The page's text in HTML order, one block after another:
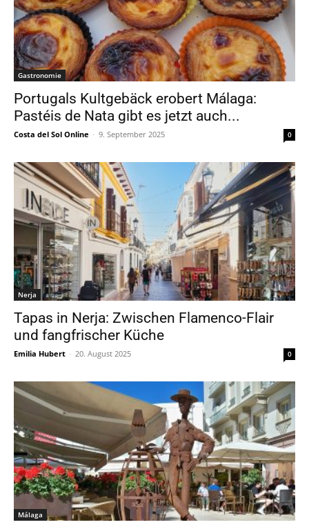
Gastronomie
Portugals Kultgebäck erobert Málaga:
Pastéis de Nata gibt es jetzt auch...
Costa del Sol Online - 9. September 2025 0
Nerja
Tapas in Nerja: Zwischen Flamenco-Flair
und fangfrischer Küche
Emilia Hubert - 20. August 2025 0
Málaga